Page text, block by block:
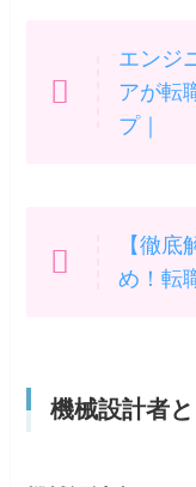
エンジ
アが転
プ｜
【徹
め！転
機械設計者